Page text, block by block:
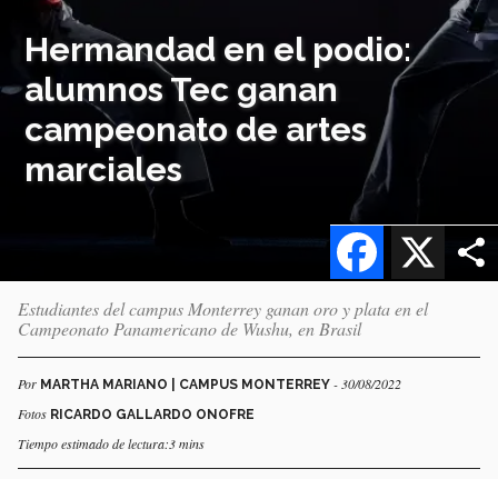
Hermandad en el podio:
alumnos Tec ganan
campeonato de artes
marciales
X
Facebook
Estudiantes del campus Monterrey ganan oro y plata en el
Campeonato Panamericano de Wushu, en Brasil
Por MARTHA MARIANO | CAMPUS MONTERREY - 30/08/2022
Fotos RICARDO GALLARDO ONOFRE
Tiempo estimado de lectura:3 mins